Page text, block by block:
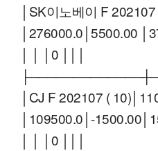
│SK이노베이 F
│276000.0│5500.00
│ │ │0 │││
│CJ F 202107 (
│109500.0│-
│ │ │0 │││